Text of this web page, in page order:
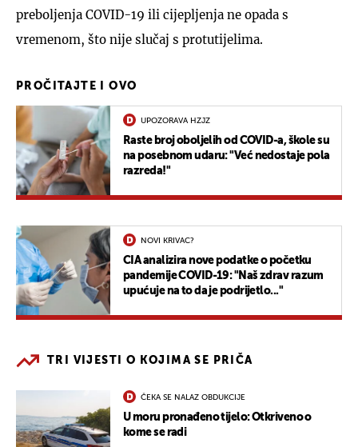
preboljenja COVID-19 ili cijepljenja ne opada s
vremenom, što nije slučaj s protutijelima.
PROČITAJTE I OVO
UPOZORAVA HZJZ
Raste broj oboljelih od COVID-a, škole su
na posebnom udaru: "Već nedostaje pola
razreda!"
NOVI KRIVAC?
CIA analizira nove podatke o početku
pandemije COVID-19: "Naš zdrav razum
upućuje na to da je podrijetlo..."
TRI VIJESTI O KOJIMA SE PRIČA
ČEKA SE NALAZ OBDUKCIJE
U moru pronađeno tijelo: Otkriveno o
kome se radi